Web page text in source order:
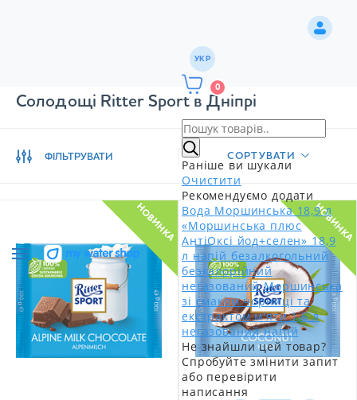
УКР
0
Раніше ви шукали
Очистити
Рекомендуємо додати
Вода Моршинська 18,9 л
«Моршинська плюс
АнтіОксі йод+селен» 18,9
л напій безалкогольний
безкалорійний
негазований Моршинська
зі смаком чорниці та
екстрактом м'яти 1,5 л
негазований напій
Не знайшли цей товар?
Спробуйте змінити запит
або перевірити
написання
Солодощі Ritter Sport в Дніпрі
ФІЛЬТРУВАТИ СОРТУВАТИ
НОВИНКА НОВИНКА